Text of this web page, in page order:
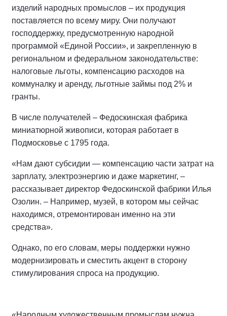
изделий народных промыслов – их продукция
поставляется по всему миру. Они получают
господдержку, предусмотренную народной
программой «Единой России», и закрепленную в
региональном и федеральном законодательстве:
налоговые льготы, компенсацию расходов на
коммуналку и аренду, льготные займы под 2% и
гранты.
В числе получателей – Федоскинская фабрика
миниатюрной живописи, которая работает в
Подмосковье с 1795 года.
«Нам дают субсидии — компенсацию части затрат на
зарплату, электроэнергию и даже маркетинг, –
рассказывает директор Федоскинской фабрики Илья
Озолин. – Например, музей, в котором мы сейчас
находимся, отремонтирован именно на эти
средства».
Однако, по его словам, меры поддержки нужно
модернизировать и сместить акцент в сторону
стимулирования спроса на продукцию.